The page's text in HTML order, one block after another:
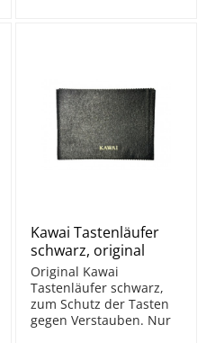
Kawai Tastenläufer
schwarz, original
Original Kawai
Tastenläufer schwarz,
zum Schutz der Tasten
gegen Verstauben. Nur